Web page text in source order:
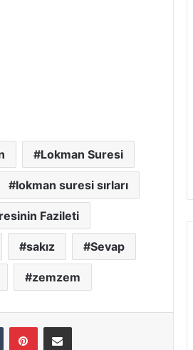
Lokman Suresi
lokman suresi sırları
Fazileti
sakız Sevap
zemzem
Tumblr Pinterest E-Posta ile paylaş